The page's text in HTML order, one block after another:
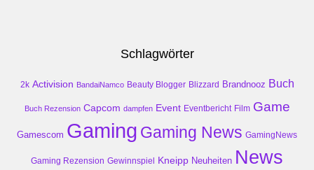
Schlagwörter
2k Activision BandaiNamco Beauty Blogger Blizzard Brandnooz Buch
Buch Rezension Capcom dampfen Event Eventbericht Film Game
Gamescom Gaming Gaming News GamingNews
Gaming Rezension Gewinnspiel Kneipp Neuheiten News